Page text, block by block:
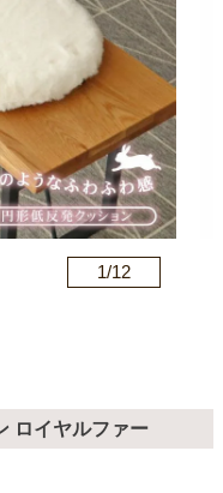
ウィルトンラ
1/12
ロイヤルファー